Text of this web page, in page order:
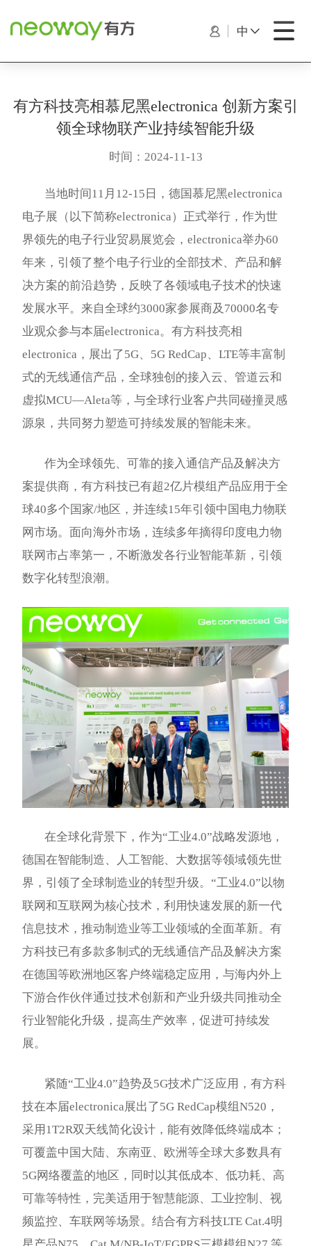
中
有方科技亮相慕尼黑electronica 创新方案引
领全球物联产业持续智能升级
时间：2024-11-13
当地时间11月12-15日，德国慕尼黑electronica
电子展（以下简称electronica）正式举行，作为世
界领先的电子行业贸易展览会，electronica举办60
年来，引领了整个电子行业的全部技术、产品和解
决方案的前沿趋势，反映了各领域电子技术的快速
发展水平。来自全球约3000家参展商及70000名专
业观众参与本届electronica。有方科技亮相
electronica，展出了5G、5G RedCap、LTE等丰富制
式的无线通信产品，全球独创的接入云、管道云和
虚拟MCU—Aleta等，与全球行业客户共同碰撞灵感
源泉，共同努力塑造可持续发展的智能未来。
作为全球领先、可靠的接入通信产品及解决方
案提供商，有方科技已有超2亿片模组产品应用于全
球40多个国家/地区，并连续15年引领中国电力物联
网市场。面向海外市场，连续多年摘得印度电力物
联网市占率第一，不断激发各行业智能革新，引领
数字化转型浪潮。
在全球化背景下，作为“工业4.0”战略发源地，
德国在智能制造、人工智能、大数据等领域领先世
界，引领了全球制造业的转型升级。“工业4.0”以物
联网和互联网为核心技术，利用快速发展的新一代
信息技术，推动制造业等工业领域的全面革新。有
方科技已有多款多制式的无线通信产品及解决方案
在德国等欧洲地区客户终端稳定应用，与海内外上
下游合作伙伴通过技术创新和产业升级共同推动全
行业智能化升级，提高生产效率，促进可持续发
展。
紧随“工业4.0”趋势及5G技术广泛应用，有方科
技在本届electronica展出了5G RedCap模组N520，
采用1T2R双天线简化设计，能有效降低终端成本；
可覆盖中国大陆、东南亚、欧洲等全球大多数具有
5G网络覆盖的地区，同时以其低成本、低功耗、高
可靠等特性，完美适用于智慧能源、工业控制、视
频监控、车联网等场景。结合有方科技LTE Cat.4明